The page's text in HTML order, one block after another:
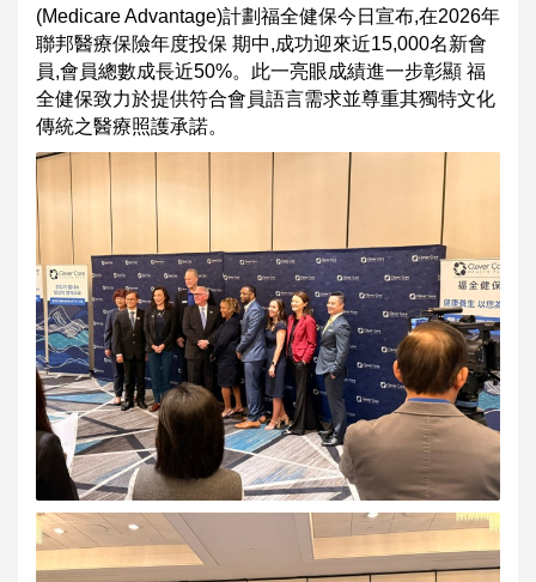
(Medicare Advantage)計劃福全健保今日宣布,在2026年
聯邦醫療保險年度投保 期中,成功迎來近15,000名新會
員,會員總數成長近50%。此一亮眼成績進一步彰顯 福
全健保致力於提供符合會員語言需求並尊重其獨特文化
傳統之醫療照護承諾。